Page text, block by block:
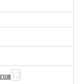
12